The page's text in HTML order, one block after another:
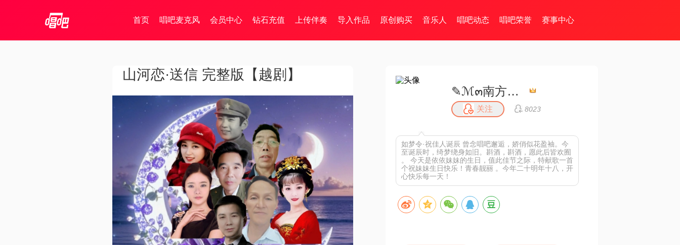
首页 唱吧麦克风 会员中心 钻石充值 上传伴奏 导入作品 原创购买 音乐人 唱吧动态 唱吧荣誉 赛事中心
山河恋·送信 完整版【越剧】
✎ℳ๓南方的柳拒币๓❥
关注 8023
如梦令·祝佳人诞辰 曾念唱吧邂逅，娇俏似花盈袖。今
至诞辰时，绮梦绕身如旧。斟酒，斟酒，愿此后皆欢囿
。 今天是依依妹妹的生日，值此佳节之际，特献歌一首
个祝妹妹生日快乐！青春靓丽 。今年二十明年十八，开
心快乐每一天！